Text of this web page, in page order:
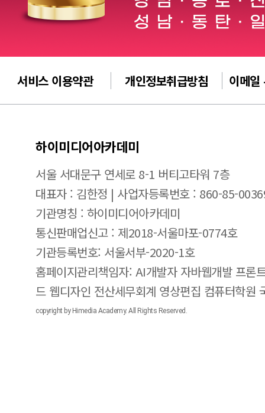
서비스 이용약관 개인정보취급방침 이메일
하이미디어아카데미
서울 서대문구 연세로 8-1 버티고타워 7층
대표자 : 김한정 | 사업자등록번호 : 860-85-
기관명칭 : 하이미디어아카데미
통신판매업신고 : 제2018-서울마포-0774호
기관등록번호: 서울서부-2020-1호
홈페이지관리책임자: AI개발자 자바웹개발 프론
드 웹디자인 전산세무회계 영상편집 컴퓨터학원
copyright by Himedia Academy. All Rights Reserved.